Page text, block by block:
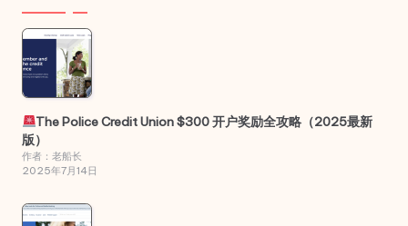
The Police Credit Union $300 开户奖励全攻略（2025最新
版）
作者：老船长
2025年7月14日